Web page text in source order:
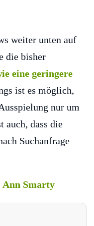
weiter unten auf
die bisher
eine geringere
ist es möglich,
nur um
auch, dass die
Suchanfrage
Ann Smarty